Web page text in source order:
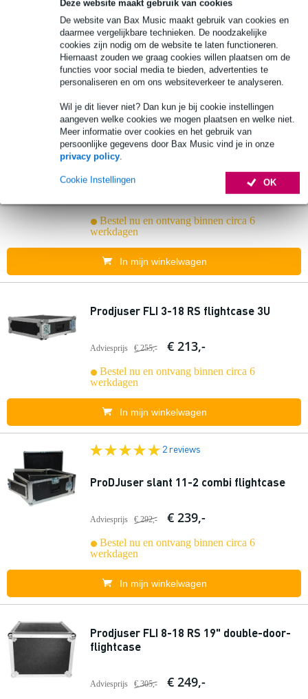
Deze website maakt gebruik van cookies
De website van Bax Music maakt gebruik van cookies en
daarmee vergelijkbare technieken. De noodzakelijke
cookies zijn nodig om de website te laten functioneren.
Hiernaast zouden we graag cookies willen plaatsen om de
functies voor social media te bieden, advertenties te
personaliseren en om ons websiteverkeer te analyseren.
Wil je dit liever niet? Dan kun je bij cookie instellingen
aangeven welke cookies we mogen plaatsen en welke niet.
Meer informatie over cookies en het gebruik van
persoonlijke gegevens door Bax Music vind je in onze
privacy policy.
OK
Cookie Instellingen
Adviesprijs € 185,- € 145,-
Bestel nu en ontvang binnen circa 5
werkdagen
Prodjuser FLI 4-20 RS flightcase voor 4U
en diepte 508 mm
Bestel nu en ontvang binnen circa 6
werkdagen
In mijn winkelwagen
Prodjuser FLI 3-18 RS flightcase 3U
Adviesprijs € 255,- € 213,-
Bestel nu en ontvang binnen circa 6
werkdagen
In mijn winkelwagen
2 reviews
ProDJuser slant 11-2 combi flightcase
Adviesprijs € 292,- € 239,-
Bestel nu en ontvang binnen circa 6
werkdagen
In mijn winkelwagen
Prodjuser FLI 8-18 RS 19" double-door-
flightcase
Adviesprijs € 305,- € 249,-